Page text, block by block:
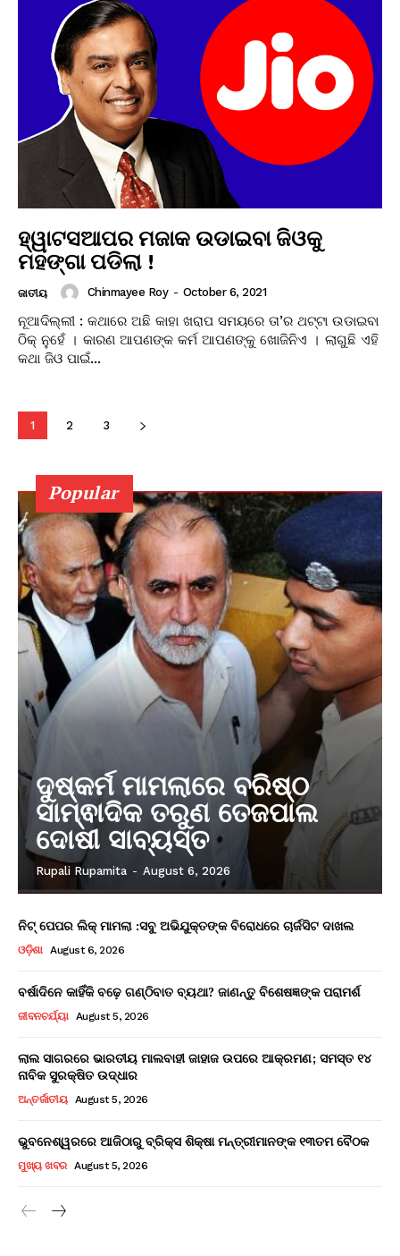
ହ୍ୱାଟସଆପର ମଜାକ ଉଡାଇବା ଜିଓକୁ
ମହଙ୍ଗା ପଡିଲା !
ଜାତୀୟ Chinmayee Roy - October 6, 2021
ନୂଆଦିଲ୍ଲୀ : କଥାରେ ଅଛି କାହା ଖରାପ ସମୟରେ ତା’ର ଥଟ୍ଟା ଉଡାଇବା
ଠିକ୍ ନୁହେଁ । କାରଣ ଆପଣଙ୍କ କର୍ମ ଆପଣଙ୍କୁ ଖୋଜିନିଏ । ଲାଗୁଛି ଏହି
କଥା ଜିଓ ପାଇଁ...
1 2 3
Popular
ଦୁଷ୍କର୍ମ ମାମଲାରେ ବରିଷ୍ଠ
ସାମ୍ଵାଦିକ ତରୁଣ ତେଜପାଲ
ଦୋଷୀ ସାବ୍ୟସ୍ତ
Rupali Rupamita - August 6, 2026
ନିଟ୍ ପେପର ଲିକ୍ ମାମଲା :ସବୁ ଅଭିଯୁକ୍ତଙ୍କ ବିରୋଧରେ ଚାର୍ଜସିଟ ଦାଖଲ
ଓଡ଼ିଶା August 6, 2026
ବର୍ଷାଦିନେ କାହିଁକି ବଢ଼େ ଗଣ୍ଠିବାତ ବ୍ୟଥା? ଜାଣନ୍ତୁ ବିଶେଷଜ୍ଞଙ୍କ ପରାମର୍ଶ
ଜୀବନଚର୍ଯ୍ୟା August 5, 2026
ଲାଲ ସାଗରରେ ଭାରତୀୟ ମାଲବାହୀ ଜାହାଜ ଉପରେ ଆକ୍ରମଣ; ସମସ୍ତ ୧୪
ନାବିକ ସୁରକ୍ଷିତ ଉଦ୍ଧାର
ଅନ୍ତର୍ଜାତୀୟ August 5, 2026
ଭୁବନେଶ୍ୱରରେ ଆଜିଠାରୁ ବ୍ରିକ୍ସ ଶିକ୍ଷା ମନ୍ତ୍ରୀମାନଙ୍କ ୧୩ତମ ବୈଠକ
ମୁଖ୍ୟ ଖବର August 5, 2026